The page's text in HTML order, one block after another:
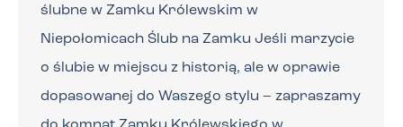
ślubne w Zamku Królewskim w
Niepołomicach Ślub na Zamku Jeśli marzycie
o ślubie w miejscu z historią, ale w oprawie
dopasowanej do Waszego stylu – zapraszamy